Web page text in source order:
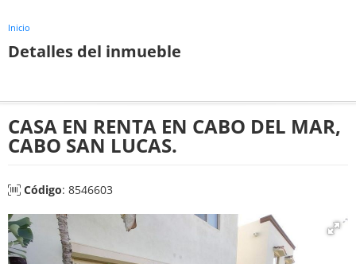
Inicio
Detalles del inmueble
CASA EN RENTA EN CABO DEL MAR,
CABO SAN LUCAS.
Código: 8546603